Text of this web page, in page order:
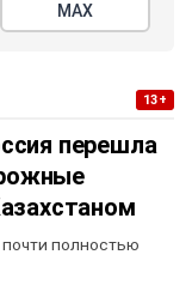
МАХ
13+
перешла
полностью